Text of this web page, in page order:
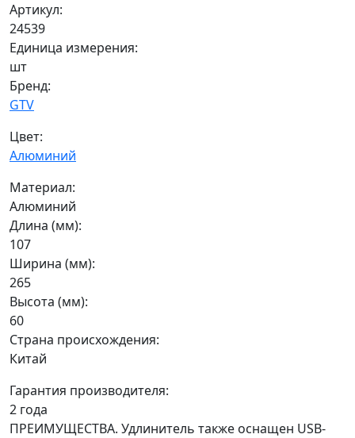
Артикул:
24539
Единица измерения:
шт
Бренд:
GTV
Цвет:
Алюминий
Материал:
Алюминий
Длина (мм):
107
Ширина (мм):
265
Высота (мм):
60
Страна происхождения:
Китай
Гарантия производителя:
2 года
ПРЕИМУЩЕСТВА. Удлинитель также оснащен USB-